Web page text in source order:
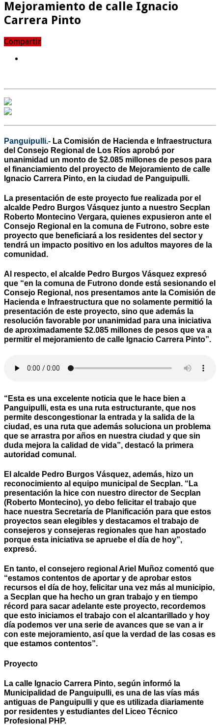
Mejoramiento de calle Ignacio
Carrera Pinto
Compartir
Panguipulli.- La Comisión de Hacienda e Infraestructura
del Consejo Regional de Los Ríos aprobó por
unanimidad un monto de $2.085 millones de pesos para
el financiamiento del proyecto de Mejoramiento de calle
Ignacio Carrera Pinto, en la ciudad de Panguipulli.
La presentación de este proyecto fue realizada por el
alcalde Pedro Burgos Vásquez junto a nuestro Secplan
Roberto Montecino Vergara, quienes expusieron ante el
Consejo Regional en la comuna de Futrono, sobre este
proyecto que beneficiará a los residentes del sector y
tendrá un impacto positivo en los adultos mayores de la
comunidad.
Al respecto, el alcalde Pedro Burgos Vásquez expresó
que “en la comuna de Futrono donde está sesionando el
Consejo Regional, nos presentamos ante la Comisión de
Hacienda e Infraestructura que no solamente permitió la
presentación de este proyecto, sino que además la
resolución favorable por unanimidad para una iniciativa
de aproximadamente $2.085 millones de pesos que va a
permitir el mejoramiento de calle Ignacio Carrera Pinto”.
“Esta es una excelente noticia que le hace bien a
Panguipulli, esta es una ruta estructurante, que nos
permite descongestionar la entrada y la salida de la
ciudad, es una ruta que además soluciona un problema
que se arrastra por años en nuestra ciudad y que sin
duda mejora la calidad de vida”, destacó la primera
autoridad comunal.
El alcalde Pedro Burgos Vásquez, además, hizo un
reconocimiento al equipo municipal de Secplan. “La
presentación la hice con nuestro director de Secplan
(Roberto Montecino), yo debo felicitar el trabajo que
hace nuestra Secretaría de Planificación para que estos
proyectos sean elegibles y destacamos el trabajo de
consejeros y consejeras regionales que han apostado
porque esta iniciativa se apruebe el día de hoy”,
expresó.
En tanto, el consejero regional Ariel Muñoz comentó que
“estamos contentos de aportar y de aprobar estos
recursos el día de hoy, felicitar una vez más al municipio,
a Secplan que ha hecho un gran trabajo y en tiempo
récord para sacar adelante este proyecto, recordemos
que esto iniciamos el trabajo con el alcantarillado y hoy
día podemos ver una serie de avances que se van a ir
con este mejoramiento, así que la verdad de las cosas es
que estamos contentos”.
Proyecto
La calle Ignacio Carrera Pinto, según informó la
Municipalidad de Panguipulli, es una de las vías más
antiguas de Panguipulli y que es utilizada diariamente
por residentes y estudiantes del Liceo Técnico
Profesional PHP.